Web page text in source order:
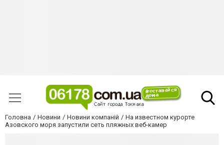
Головна Новини Новини компаній
На известном курорте
Азовского моря запустили сеть пляжных веб-камер